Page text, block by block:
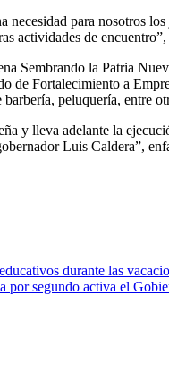
necesidad para nosotros
actividades de encuentro”,
Sembrando la Patria
de Fortalecimiento a
peluquería, entre
y lleva adelante la
Luis Caldera”,
durante las
por segundo activa el